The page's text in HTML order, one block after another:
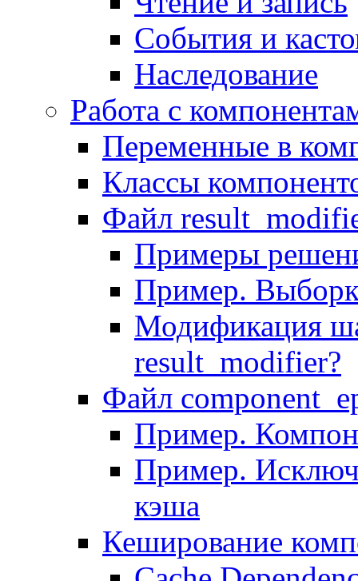
События и
Наследование
Работа с
Переменные в
Классы
Файл
Примеры
Пример.
Модификация
result_modifier?
Файл
Пример.
Пример.
кэша
Кеширование